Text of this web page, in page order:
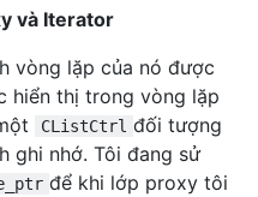
SetRange(&m_Para
và Iterator
vòng lặp của nó được
hiển thị trong vòng lặp
CListCtrl đối tượng
ghi nhớ. Tôi đang sử
để khi lớp proxy tôi